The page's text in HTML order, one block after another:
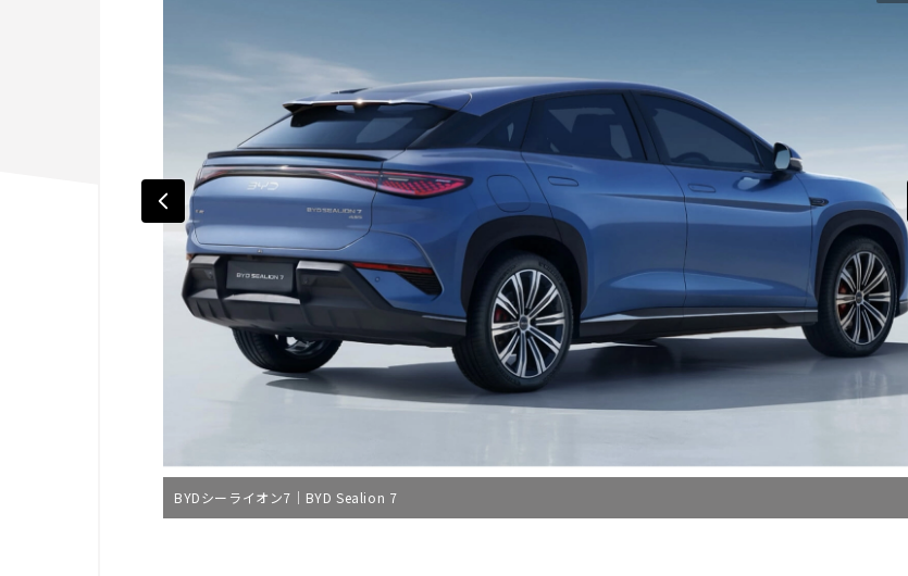
BYDシーライオン7｜BYD Sealion 7